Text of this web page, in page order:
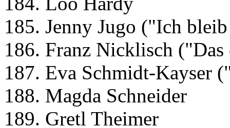
185. Jenny Jugo ("Ich
186. Franz Nicklisch ("Das
187. Eva Schmidt-Kayser
188. Magda Schneider
189. Gretl Theimer